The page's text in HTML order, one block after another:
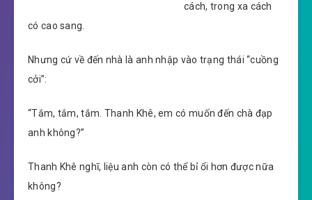
cách, trong xa cách
có cao sang.
Nhưng cứ về đến nhà là anh nhập vào trạng thái “cuồng
cởi”:
“Tắm, tắm, tắm. Thanh Khê, em có muốn đến chà đạp
anh không?”
Thanh Khê nghĩ, liệu anh còn có thể bỉ ổi hơn được nữa
không?